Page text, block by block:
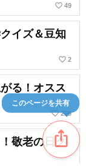
favorite_border 49
イズ＆豆知
favorite_border 2
る！オスス
favorite_border209
敬老の日ク
ios_share
このページを共有